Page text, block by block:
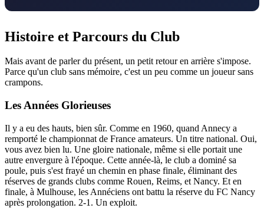
Histoire et Parcours du Club
Mais avant de parler du présent, un petit retour en arrière s'impose.
Parce qu'un club sans mémoire, c'est un peu comme un joueur sans
crampons.
Les Années Glorieuses
Il y a eu des hauts, bien sûr. Comme en 1960, quand Annecy a
remporté le championnat de France amateurs. Un titre national. Oui,
vous avez bien lu. Une gloire nationale, même si elle portait une
autre envergure à l'époque. Cette année-là, le club a dominé sa
poule, puis s'est frayé un chemin en phase finale, éliminant des
réserves de grands clubs comme Rouen, Reims, et Nancy. Et en
finale, à Mulhouse, les Annéciens ont battu la réserve du FC Nancy
après prolongation. 2-1. Un exploit.